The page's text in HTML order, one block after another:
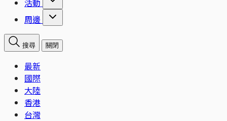
活動
周邊
搜尋 關閉
最新
國際
大陸
香港
台灣